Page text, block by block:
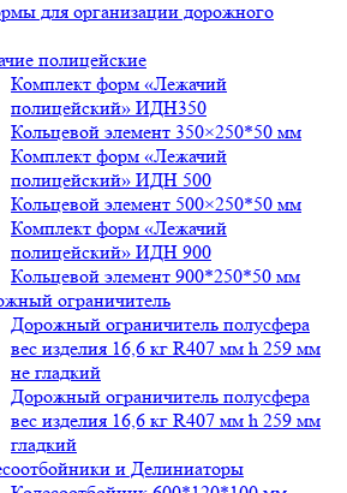
для организации дорожного
полицейские
Комплект форм «Лежачий
полицейский» ИДН350
Кольцевой элемент 350×250*50 мм
Комплект форм «Лежачий
полицейский» ИДН 500
Кольцевой элемент 500×250*50 мм
Комплект форм «Лежачий
полицейский» ИДН 900
Кольцевой элемент 900*250*50 мм
ограничитель
Дорожный ограничитель полусфера
вес изделия 16,6 кг R407 мм h 259 мм
не гладкий
Дорожный ограничитель полусфера
вес изделия 16,6 кг R407 мм h 259 мм
гладкий
и Делиниаторы